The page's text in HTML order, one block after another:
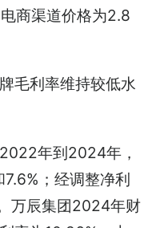
商渠道价格为2.8
毛利率维持较低水
年到2024年，
；经调整净利
万辰集团2024年财